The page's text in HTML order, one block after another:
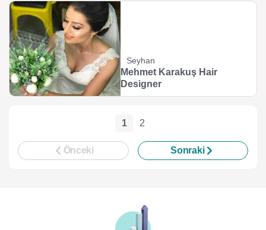
Seyhan
Mehmet Karakuş Hair
Designer
1 2
Önceki Sonraki